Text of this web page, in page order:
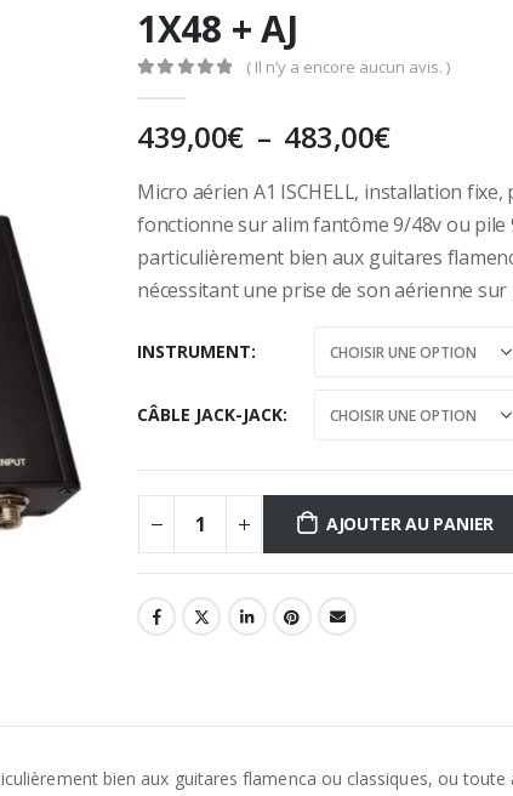
1X48 + AJ
( Il n’y a encore aucun avis. )
439,00€ – 483,00€Plage
prix :
439,00€
à
483,00€
Micro aérien A1 ISCHELL, installation fixe,
fonctionne sur alim fantôme 9/48v ou
particulièrement bien aux guitares
nécessitant une prise de son aérienne
INSTRUMENT
CÂBLE JACK-JACK
AJOUTER AU PANIER
bien aux guitares flamenca ou classiques, ou